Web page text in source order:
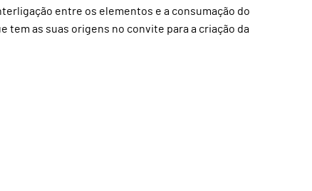
entre os elementos e a consumação do
tem as suas origens no convite para a criação da